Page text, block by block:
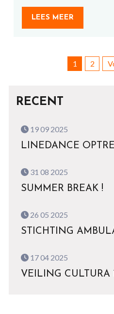
LEES MEER
1 2
RECENT
19 09 2025
LINEDANCE
31 08 2025
SUMMER BREAK !
26 05 2025
STICHTING
17 04 2025
VEILING CULTURA